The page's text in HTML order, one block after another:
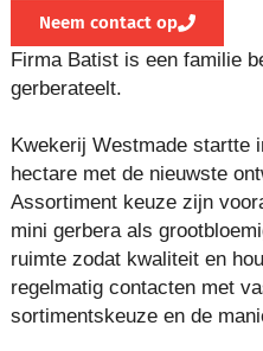
Neem contact op
Firma Batist is een familie
gerberateelt.
Kwekerij Westmade startte
hectare met de nieuwste
Assortiment keuze zijn
mini gerbera als
ruimte zodat kwaliteit en
regelmatig contacten met
sortimentskeuze en de